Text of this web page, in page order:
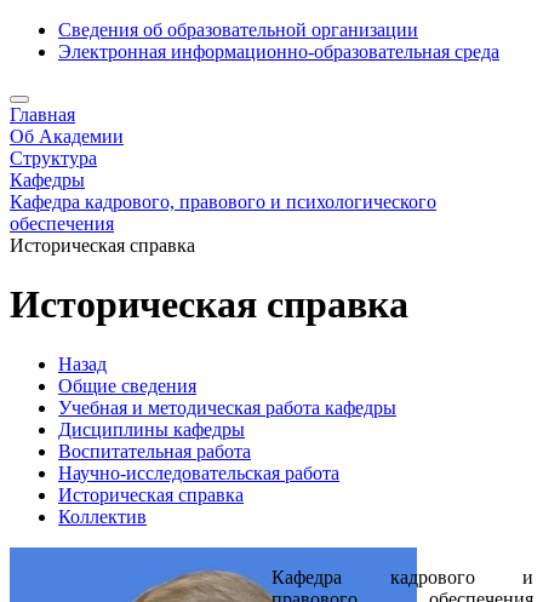
Сведения об образовательной организации
Электронная информационно-образовательная среда
Главная
Об Академии
Структура
Кафедры
Кафедра кадрового, правового и психологического
обеспечения
Историческая справка
Историческая справка
Назад
Общие сведения
Учебная и методическая работа кафедры
Дисциплины кафедры
Воспитательная работа
Научно-исследовательская работа
Историческая справка
Коллектив
Кафедра кадрового и